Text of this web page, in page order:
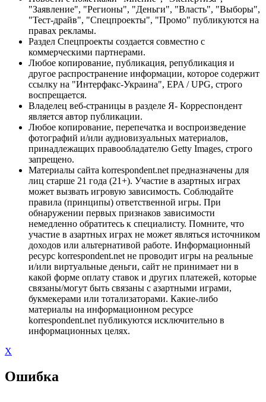
"Заявление", "Регионы", "Деньги", "Власть", "Выборы",
"Тест-драйв", "Спецпроекты", "Промо" публикуются на
правах рекламы.
Раздел Спецпроекты создается совместно с
коммерческими партнерами.
Любое копирование, публикация, републикация и
другое распространение информации, которое содержит
ссылку на "Интерфакс-Украина", EPA / UPG, строго
воспрещается.
Владелец веб-страницы в разделе Я- Корреспондент
является автор публикации.
Любое копирование, перепечатка и воспроизведение
фотографий и/или аудиовизуальных материалов,
принадлежащих правообладателю Getty Images, строго
запрещено.
Материалы сайта korrespondent.net предназначены для
лиц старше 21 года (21+). Участие в азартных играх
может вызвать игровую зависимость. Соблюдайте
правила (принципы) ответственной игры. При
обнаружении первых признаков зависимости
немедленно обратитесь к специалисту. Помните, что
участие в азартных играх не может являться источником
доходов или альтернативой работе. Информационный
ресурс korrespondent.net не проводит игры на реальные
и/или виртуальные деньги, сайт не принимает ни в
какой форме оплату ставок и других платежей, которые
связаны/могут быть связаны с азартными играми,
букмекерами или тотализаторами. Какие-либо
материалы на информационном ресурсе
korrespondent.net публикуются исключительно в
информационных целях.
X
Ошибка